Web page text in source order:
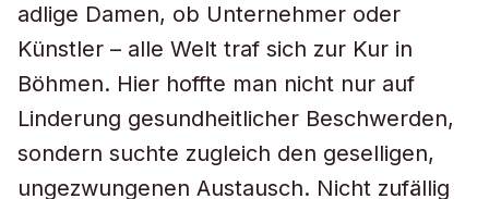
adlige Damen, ob Unternehmer oder
Künstler – alle Welt traf sich zur Kur in
Böhmen. Hier hoffte man nicht nur auf
Linderung gesundheitlicher Beschwerden,
sondern suchte zugleich den geselligen,
ungezwungenen Austausch. Nicht zufällig